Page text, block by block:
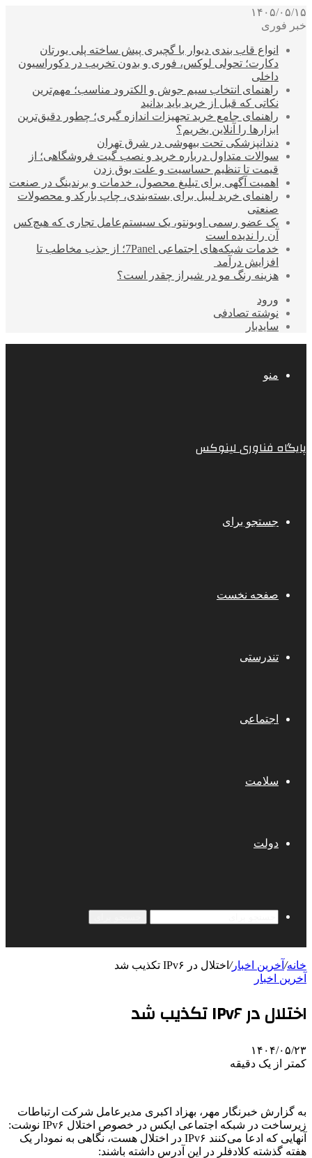
۱۴۰۵/۰۵/۱۵
خبر فوری
انواع قاب بندی دیوار با گچبری پیش ساخته پلی یورتان
دکارت؛ تحولی لوکس، فوری و بدون تخریب در دکوراسیون
داخلی
راهنمای انتخاب سیم جوش و الکترود مناسب؛ مهم‌ترین
نکاتی که قبل از خرید باید بدانید
راهنمای جامع خرید تجهیزات اندازه گیری؛ چطور دقیق‌ترین
ابزارها را آنلاین بخریم؟
دندانپزشکی تحت بیهوشی در شرق تهران
سوالات متداول درباره خرید و نصب گیت فروشگاهی؛ از
قیمت تا تنظیم حساسیت و علت بوق زدن
اهمیت آگهی برای تبلیغ محصول، خدمات و برندینگ در صنعت
راهنمای خرید لیبل برای بسته‌بندی، چاپ بارکد و محصولات
صنعتی
یک عضو رسمی اوبونتو، یک سیستم‌عامل تجاری که هیچ‌کس
آن را ندیده است
خدمات شبکه‌های اجتماعی 7Panel؛ از جذب مخاطب تا
افزایش درآمد
هزینه رنگ مو در شیراز چقدر است؟
ورود
نوشته تصادفی
سایدبار
منو
پایگاه فناوری لینوکس
جستجو برای
صفحه نخست
تندرستی
اجتماعی
سلامت
دولت
خانه/ آخرین اخبار/ اختلال در IPv۶ تکذیب شد
آخرین اخبار
اختلال در IPv۶ تکذیب شد
۱۴۰۴/۰۵/۲۳
کمتر از یک دقیقه
به گزارش خبرنگار مهر، بهزاد اکبری مدیرعامل شرکت ارتباطات
زیرساخت در شبکه اجتماعی ایکس در خصوص اختلال IPv۶ نوشت:
آنهایی که ادعا می‌کنند IPv۶ در اختلال هست، نگاهی به نمودار یک
هفته گذشته کلادفلر در این آدرس داشته باشند: